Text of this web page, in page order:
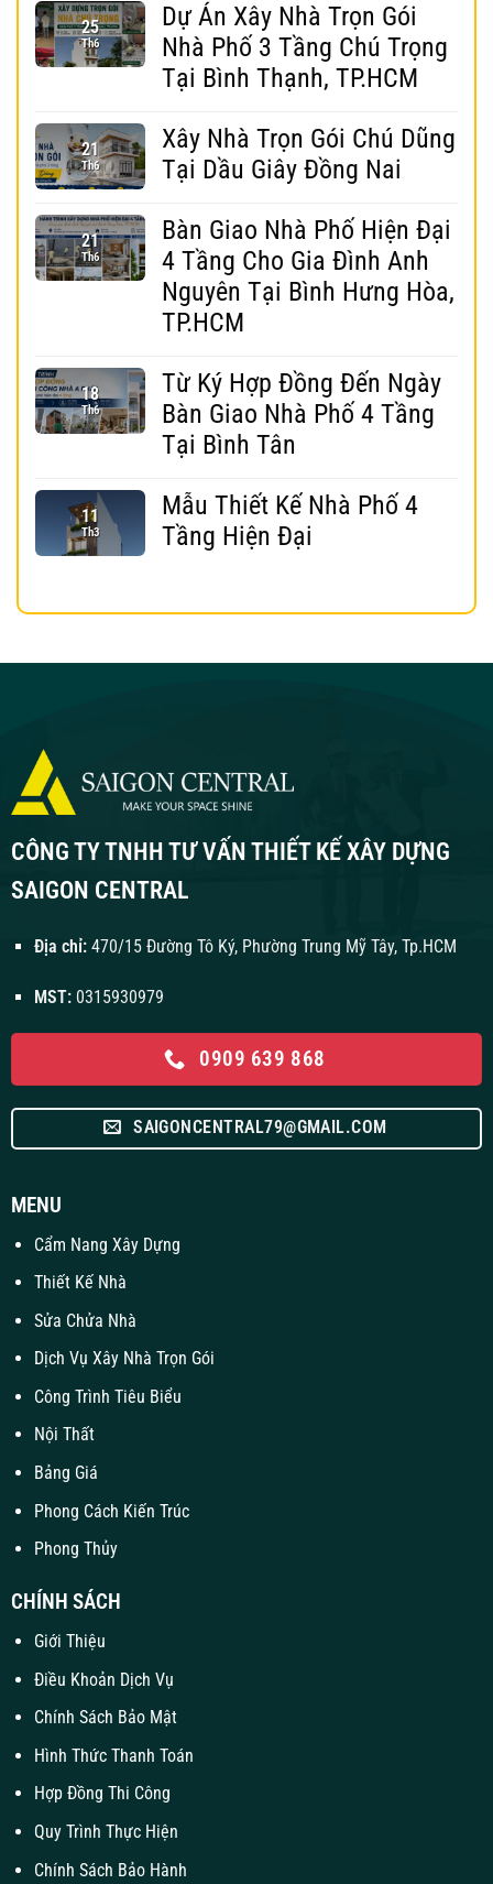
25
Th6
Dự Án Xây Nhà Trọn Gói
Nhà Phố 3 Tầng Chú Trọng
Tại Bình Thạnh, TP.HCM
21
Th6
Xây Nhà Trọn Gói Chú Dũng
Tại Dầu Giây Đồng Nai
21
Th6
Bàn Giao Nhà Phố Hiện Đại
4 Tầng Cho Gia Đình Anh
Nguyên Tại Bình Hưng Hòa,
TP.HCM
18
Th6
Từ Ký Hợp Đồng Đến Ngày
Bàn Giao Nhà Phố 4 Tầng
Tại Bình Tân
11
Th3
Mẫu Thiết Kế Nhà Phố 4
Tầng Hiện Đại
CÔNG TY TNHH TƯ VẤN THIẾT KẾ XÂY DỰNG
SAIGON CENTRAL
Địa chỉ:470/15 Đường Tô Ký, Phường Trung Mỹ Tây, Tp.HCM
MST: 0315930979
0909 639 868
SAIGONCENTRAL79@GMAIL.COM
MENU
Cẩm Nang Xây Dựng
Thiết Kế Nhà
Sửa Chửa Nhà
Dịch Vụ Xây Nhà Trọn Gói
Công Trình Tiêu Biểu
Nội Thất
Bảng Giá
Phong Cách Kiến Trúc
Phong Thủy
CHÍNH SÁCH
Giới Thiệu
Điều Khoản Dịch Vụ
Chính Sách Bảo Mật
Hình Thức Thanh Toán
Hợp Đồng Thi Công
Quy Trình Thực Hiện
Chính Sách Bảo Hành